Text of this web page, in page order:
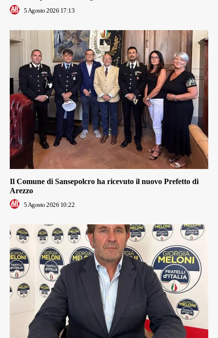
5 Agosto 2026 17:13
Il Comune di Sansepolcro ha ricevuto il nuovo Prefetto di
Arezzo
5 Agosto 2026 10:22